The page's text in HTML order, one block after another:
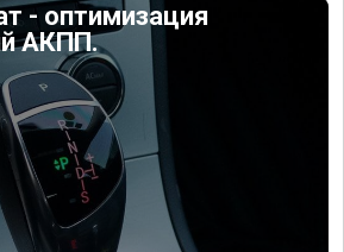
- оптимизация
АКПП.